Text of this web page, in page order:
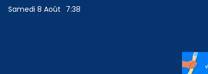
Samedi 8 Août 7:38